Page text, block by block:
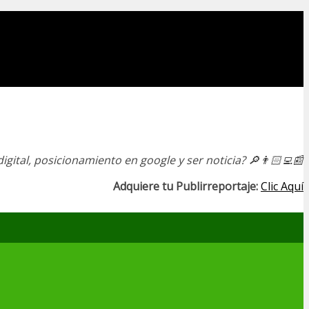
posicionamiento en google y ser noticia?🔎👨🏻‍💻📰
Adquiere tu Publirreportaje:Clic Aquí